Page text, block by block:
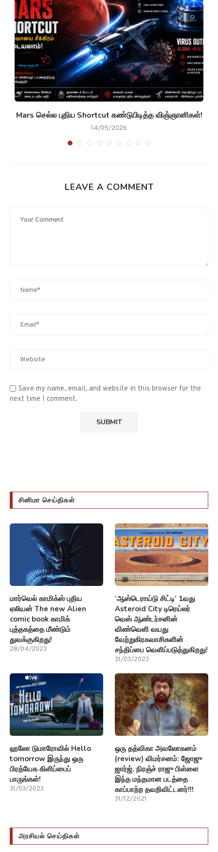
Mars செல்ல புதிய Shortcut கண்டுபிடித்த விஞ்ஞானிகள்!
14/05/2026
LEAVE A COMMENT
Save my name, email, and website in this browser for the
next time I comment.
சினிமா செய்திகள்
மார்வெல் காமிக்ஸ் புதிய
ஏலியன் The new Alien
comic book காமிக்
புத்தகத்தை மீண்டும்
துவக்குகிறது!
28/04/2023
‘ஆஸ்டெராய்டு சிட்டி’ 1வது
Asteroid City டிரெய்லர்
வெஸ் ஆண்டர்சனின்
விண்வெளி வயது
வேற்றுகிரகவாசிகளின்
சந்திப்பை வெளிப்படுத்துகிறது!
31/03/2023
ஹலோ டுமாரோவில் Hello
tomorrow இருந்து ஒரு
பிரத்யேக கிளிப்பைப்
பாருங்கள்!
31/03/2023
ஒரு தத்விகா அவலோகனம்
(review) விமர்சனம்: ஜோஜு
ஜார்ஜ், நிரஞ்ச் ராஜு பிள்ளை
இந்த மந்தமான படத்தை
காப்பாற்ற தவறிவிட்டனர்!!!
31/12/2021
அரசியல் செய்திகள்